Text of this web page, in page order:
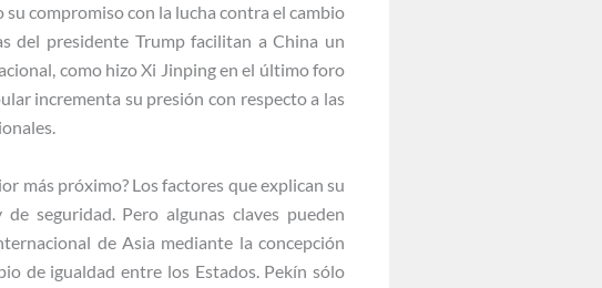
compromiso con la lucha contra el cambio
del presidente Trump facilitan a China un
como hizo Xi Jinping en el último foro
incrementa su presión con respecto a las
más próximo? Los factores que explican su
seguridad. Pero algunas claves pueden
de Asia mediante la concepción
de igualdad entre los Estados. Pekín sólo